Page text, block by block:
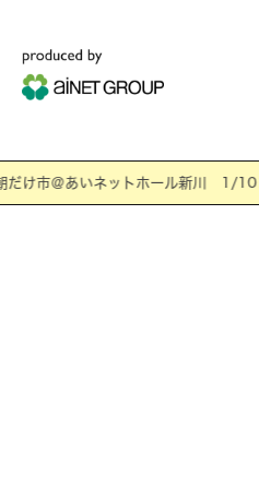
市＠あいネットホール新川 1/10